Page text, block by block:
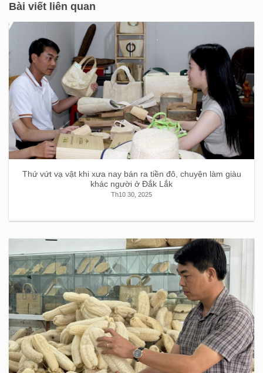
Bài viết liên quan
Thứ vứt vạ vật khi xưa nay bán ra tiền đô, chuyện làm giàu
khác người ở Đắk Lắk
Th10 30, 2025